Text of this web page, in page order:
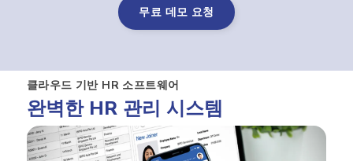
무료 데모 요청
클라우드 기반 HR 소프트웨어
완벽한 HR 관리 시스템